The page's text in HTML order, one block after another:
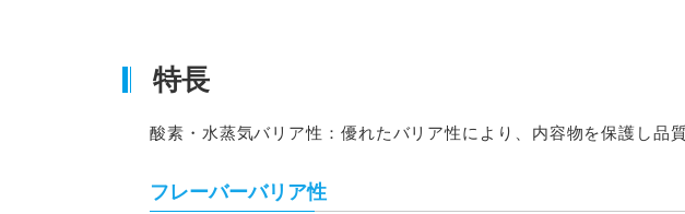
特長
酸素・水蒸気バリア性：優れたバリア性により、内容物を保護し品
フレーバーバリア性